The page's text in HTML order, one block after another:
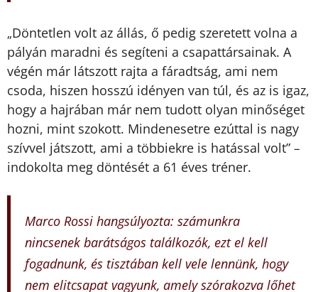
„Döntetlen volt az állás, ő pedig szeretett volna a
pályán maradni és segíteni a csapattársainak. A
végén már látszott rajta a fáradtság, ami nem
csoda, hiszen hosszú idényen van túl, és az is igaz,
hogy a hajrában már nem tudott olyan minőséget
hozni, mint szokott. Mindenesetre ezúttal is nagy
szívvel játszott, ami a többiekre is hatással volt” –
indokolta meg döntését a 61 éves tréner.
Marco Rossi hangsúlyozta: számunkra
nincsenek barátságos találkozók, ezt el kell
fogadnunk, és tisztában kell vele lennünk, hogy
nem elitcsapat vagyunk, amely szórakozva lőhet